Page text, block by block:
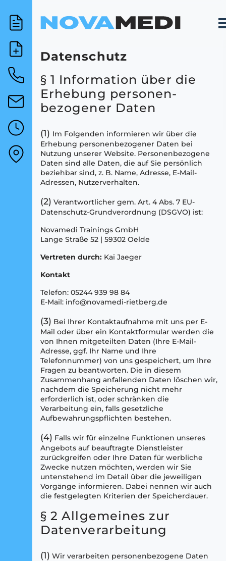
Datenschutz
§ 1 Information über die
Erhebung personen-
bezogener Daten
(1) Im Folgenden informieren wir über die
Erhebung personenbezogener Daten bei
Nutzung unserer Website. Personenbezogene
Daten sind alle Daten, die auf Sie persönlich
beziehbar sind, z. B. Name, Adresse, E-Mail-
Adressen, Nutzerverhalten.
(2) Verantwortlicher gem. Art. 4 Abs. 7 EU-
Datenschutz-Grundverordnung (DSGVO) ist:
Novamedi Trainings GmbH
Lange Straße 52 | 59302 Oelde
Vertreten durch: Kai Jaeger
Kontakt
Telefon: 05244 939 98 84
E-Mail: info@novamedi-rietberg.de
(3) Bei Ihrer Kontaktaufnahme mit uns per E-
Mail oder über ein Kontaktformular werden die
von Ihnen mitgeteilten Daten (Ihre E-Mail-
Adresse, ggf. Ihr Name und Ihre
Telefonnummer) von uns gespeichert, um Ihre
Fragen zu beantworten. Die in diesem
Zusammenhang anfallenden Daten löschen wir,
nachdem die Speicherung nicht mehr
erforderlich ist, oder schränken die
Verarbeitung ein, falls gesetzliche
Aufbewahrungspflichten bestehen.
(4) Falls wir für einzelne Funktionen unseres
Angebots auf beauftragte Dienstleister
zurückgreifen oder Ihre Daten für werbliche
Zwecke nutzen möchten, werden wir Sie
untenstehend im Detail über die jeweiligen
Vorgänge informieren. Dabei nennen wir auch
die festgelegten Kriterien der Speicherdauer.
§ 2 Allgemeines zur
Datenverarbeitung
(1) Wir verarbeiten personenbezogene Daten